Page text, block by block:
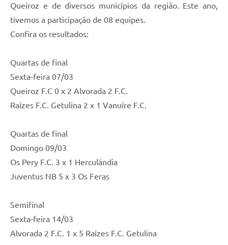
Queiroz e de diversos municípios da região. Este ano,
tivemos a participação de 08 equipes.
Confira os resultados:
Quartas de final
Sexta-feira 07/03
Queiroz F.C 0 x 2 Alvorada 2 F.C.
Raízes F.C. Getulina 2 x 1 Vanuíre F.C.
Quartas de final
Domingo 09/03
Os Pery F.C. 3 x 1 Herculândia
Juventus NB 5 x 3 Os Feras
Semifinal
Sexta-feira 14/03
Alvorada 2 F.C. 1 x 5 Raízes F.C. Getulina